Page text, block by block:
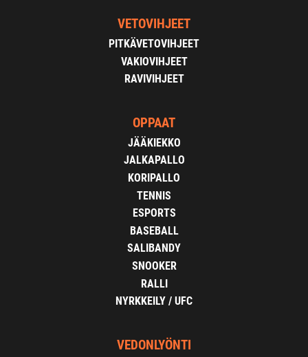
VETOVIHJEET
PITKÄVETOVIHJEET
VAKIOVIHJEET
RAVIVIHJEET
OPPAAT
JÄÄKIEKKO
JALKAPALLO
KORIPALLO
TENNIS
ESPORTS
BASEBALL
SALIBANDY
SNOOKER
RALLI
NYRKKEILY / UFC
VEDONLYÖNTI